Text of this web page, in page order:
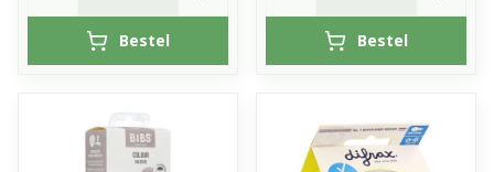
Bestel Bestel